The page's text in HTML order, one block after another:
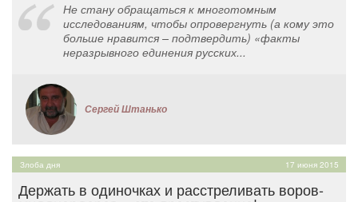
Не стану обращаться к многотомным
исследованиям, чтобы опровергнуть (а кому это
больше нравится – подтвердить) «факты
неразрывного единения русских...
Сергей Штанько
Злоба дня 17 июня 2015
Держать в одиночках и расстреливать воров-